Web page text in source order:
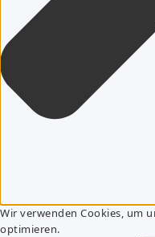
Wir verwenden Cookies, um
optimieren.